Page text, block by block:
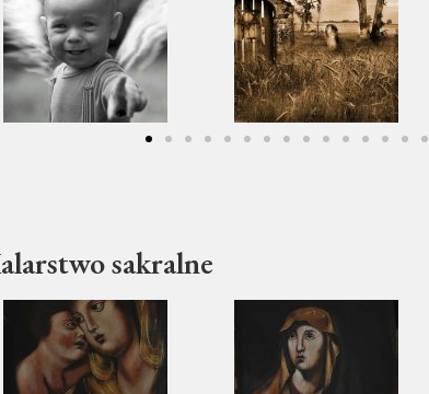
sakralne